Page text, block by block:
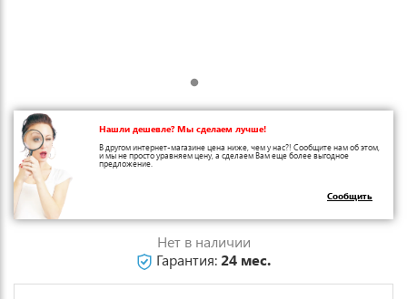
Нашли дешевле? Мы сделаем лучше!
В другом интернет-магазине цена ниже, чем у нас?! Сообщите нам об этом,
и мы не просто уравняем цену, а сделаем Вам еще более выгодное
предложение.
Сообщить
Нет в наличии
Гарантия:24 мес.